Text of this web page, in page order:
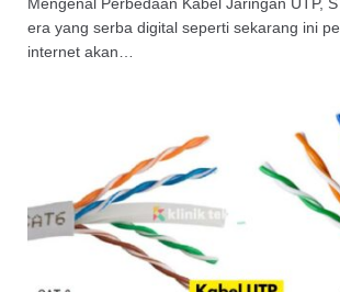
era yang serba digital seperti sekarang ini
internet akan…